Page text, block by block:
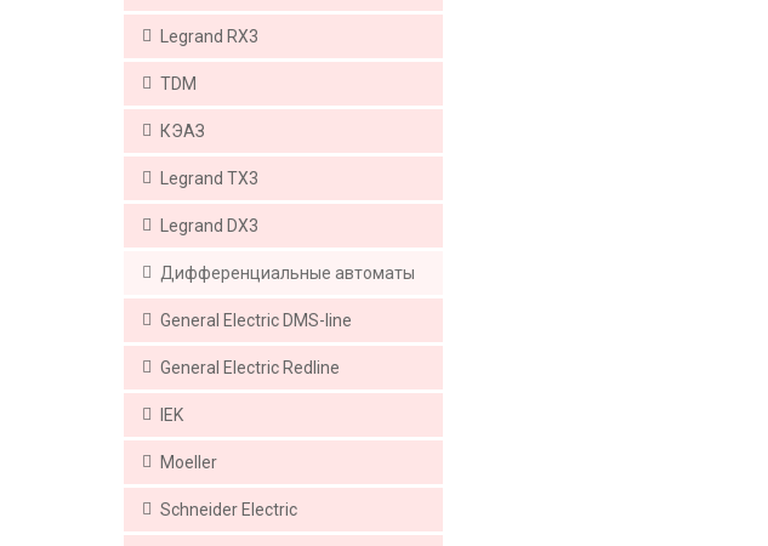
Legrand RX3
TDM
КЭАЗ
Legrand ТX3
Legrand DX3
Дифференциальные автоматы
General Electric DMS-line
Generаl Electric Redline
IEK
Moeller
Schneider Electric